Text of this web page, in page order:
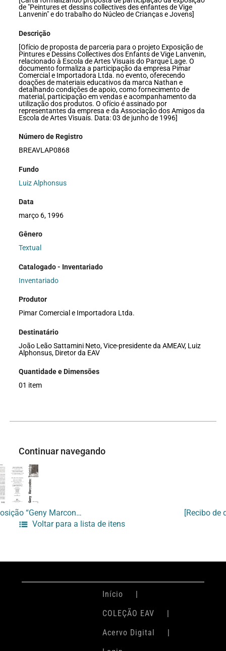
de "Peintures et dessins collectives des enfantes de Vige
Lanvenin" e do trabalho do Núcleo de Crianças e Jovens]
Descrição
[Ofício de proposta de parceria para o projeto Exposição de
Pintures e Dessins Collectives dos Enfants de Vige Lanvenin,
relacionado à Escola de Artes Visuais do Parque Lage. O
documento formaliza a participação da empresa Pimar
Comercial e Importadora Ltda. no evento, oferecendo
doações de materiais educativos da marca Nathan e
detalhando condições de apoio, como fornecimento de
material, participação em vendas e acompanhamento da
utilização dos produtos. O ofício é assinado por
representantes da empresa e da Associação dos Amigos da
Escola de Artes Visuais. Data: 03 de junho de 1996]
Número de Registro
BREAVLAP0868
Fundo
Luiz Alphonsus
Data
março 6, 1996
Gênero
Textual
Catalogado - Inventariado
Inventariado
Produtor
Pimar Comercial e Importadora Ltda.
Destinatário
João Leão Sattamini Neto, Vice-presidente da AMEAV, Luiz
Alphonsus, Diretor da EAV
Quantidade e Dimensões
01 item
Continuar navegando
[Folder da exposição “Geny Marcondes: trajetória”]
Voltar para a lista de itens
Início
COLEÇÃO EAV
Acervo Digital